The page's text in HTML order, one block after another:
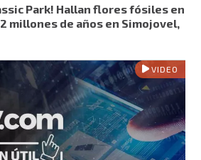
Park! Hallan flores fósiles en
millones de años en Simojovel,
VIDEO